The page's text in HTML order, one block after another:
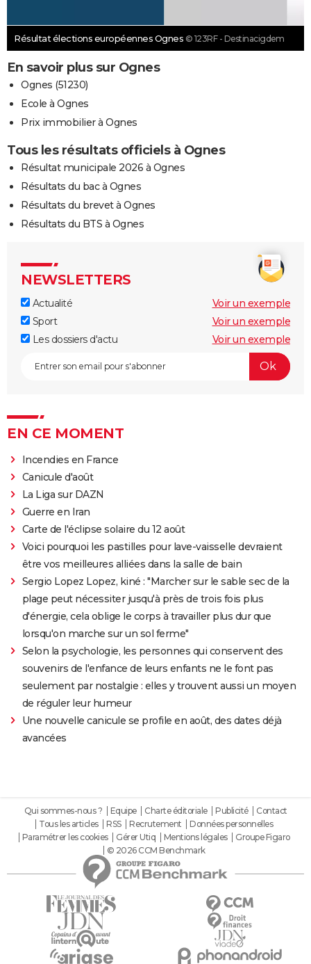
Résultat élections européennes Ognes © 123RF - Destinacigdem
En savoir plus sur Ognes
Ognes (51230)
Ecole à Ognes
Prix immobilier à Ognes
Tous les résultats officiels à Ognes
Résultat municipale 2026 à Ognes
Résultats du bac à Ognes
Résultats du brevet à Ognes
Résultats du BTS à Ognes
NEWSLETTERS
Actualité
Voir un exemple
Sport
Voir un exemple
Les dossiers d'actu
Voir un exemple
EN CE MOMENT
Incendies en France
Canicule d'août
La Liga sur DAZN
Guerre en Iran
Carte de l'éclipse solaire du 12 août
Voici pourquoi les pastilles pour lave-vaisselle devraient
être vos meilleures alliées dans la salle de bain
Sergio Lopez Lopez, kiné : "Marcher sur le sable sec de la
plage peut nécessiter jusqu'à près de trois fois plus
d'énergie, cela oblige le corps à travailler plus dur que
lorsqu'on marche sur un sol ferme"
Selon la psychologie, les personnes qui conservent des
souvenirs de l'enfance de leurs enfants ne le font pas
seulement par nostalgie : elles y trouvent aussi un moyen
de réguler leur humeur
Une nouvelle canicule se profile en août, des dates déjà
avancées
Qui sommes-nous ? Equipe Charte éditoriale Publicité
Contact
Tous les articles
RSS Recrutement
Données personnelles
Paramétrer les cookies
Gérer Utiq Mentions légales
Groupe Figaro
© 2026 CCM Benchmark